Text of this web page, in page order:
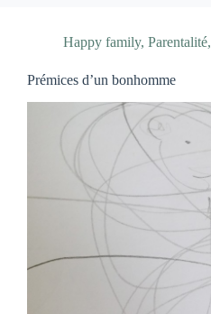
Happy family, Parentalité,
Prémices d’un bonhomme